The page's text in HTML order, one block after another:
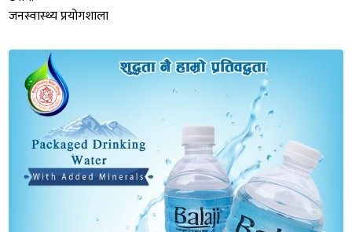
जनस्वास्थ्य प्रयोगशाला